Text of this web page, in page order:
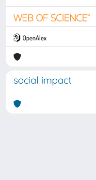
social impact